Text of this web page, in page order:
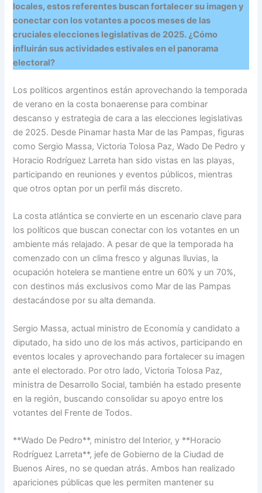
locales, estos referentes buscan fortalecer su imagen y
conectar con los votantes a pocos meses de las
cruciales elecciones legislativas de 2025. ¿Cómo
influirán sus actividades estivales en el panorama
electoral?
Los políticos argentinos están aprovechando la temporada
de verano en la costa bonaerense para combinar
descanso y estrategia de cara a las elecciones legislativas
de 2025. Desde Pinamar hasta Mar de las Pampas, figuras
como Sergio Massa, Victoria Tolosa Paz, Wado De Pedro y
Horacio Rodríguez Larreta han sido vistas en las playas,
participando en reuniones y eventos públicos, mientras
que otros optan por un perfil más discreto.
La costa atlántica se convierte en un escenario clave para
los políticos que buscan conectar con los votantes en un
ambiente más relajado. A pesar de que la temporada ha
comenzado con un clima fresco y algunas lluvias, la
ocupación hotelera se mantiene entre un 60% y un 70%,
con destinos más exclusivos como Mar de las Pampas
destacándose por su alta demanda.
Sergio Massa, actual ministro de Economía y candidato a
diputado, ha sido uno de los más activos, participando en
eventos locales y aprovechando para fortalecer su imagen
ante el electorado. Por otro lado, Victoria Tolosa Paz,
ministra de Desarrollo Social, también ha estado presente
en la región, buscando consolidar su apoyo entre los
votantes del Frente de Todos.
**Wado De Pedro**, ministro del Interior, y **Horacio
Rodríguez Larreta**, jefe de Gobierno de la Ciudad de
Buenos Aires, no se quedan atrás. Ambos han realizado
apariciones públicas que les permiten mantener su